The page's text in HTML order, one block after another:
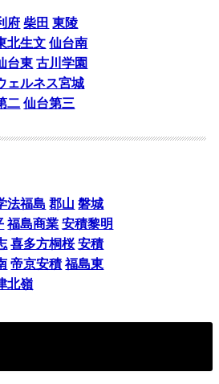
府 柴田 東陵
北生文 仙台南
台東 古川学園
ェルネス宮城
二 仙台第三
法福島 郡山 磐城
福島商業 安積黎明
喜多方桐桜 安積
帝京安積 福島東
北嶺